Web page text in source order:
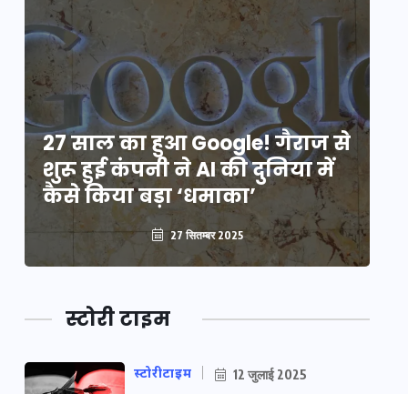
27 साल का हुआ Google! गैराज से
शुरू हुई कंपनी ने AI की दुनिया में
कैसे किया बड़ा ‘धमाका’
27 सितम्बर 2025
स्टोरी टाइम
स्टोरीटाइम 12 जुलाई 2025